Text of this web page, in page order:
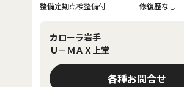
整備定期点検整備付 修復歴なし
カローラ岩手
Ｕ－ＭＡＸ上堂
各種お問合せ